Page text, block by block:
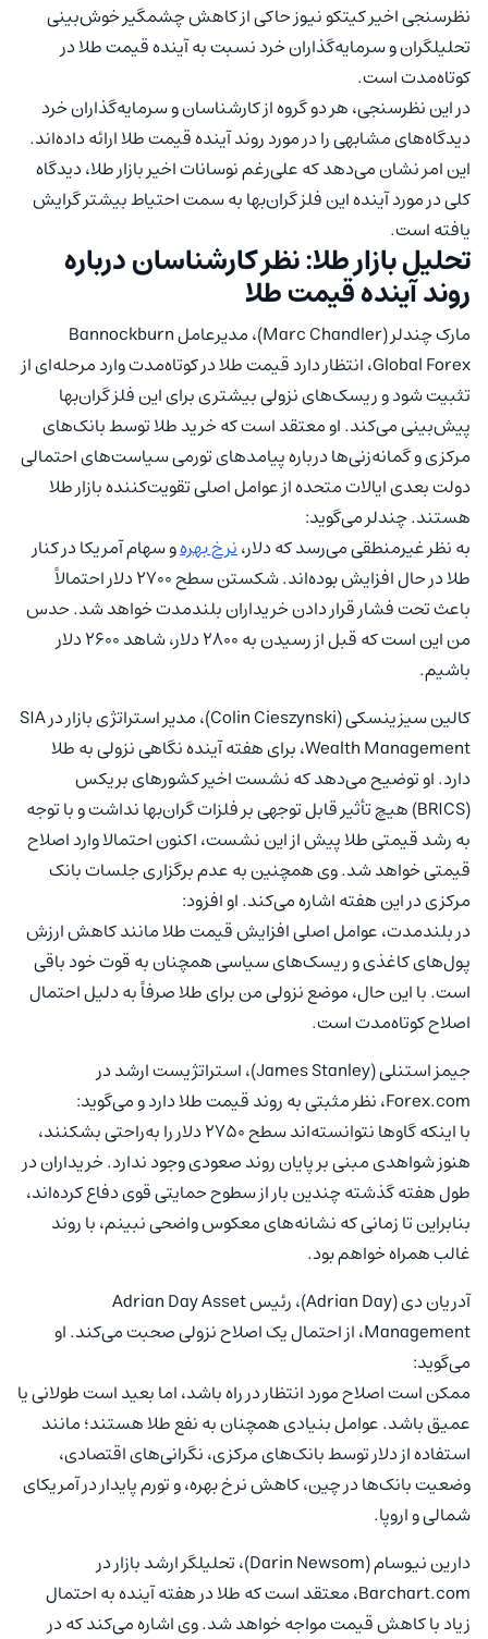
نظرسنجی اخیر کیتکو نیوز حاکی از کاهش چشمگیر خوش‌بینی
تحلیلگران و سرمایه‌گذاران خرد نسبت به آینده قیمت طلا در
کوتاه‌مدت است.
در این نظرسنجی، هر دو گروه از کارشناسان و سرمایه‌گذاران خرد
دیدگاه‌های مشابهی را در مورد روند آینده قیمت طلا ارائه داده‌اند.
این امر نشان می‌دهد که علی‌رغم نوسانات اخیر بازار طلا، دیدگاه
کلی در مورد آینده این فلز گران‌بها به سمت احتیاط بیشتر گرایش
یافته است.
تحلیل بازار طلا: نظر کارشناسان درباره
روند آینده قیمت طلا
مارک چندلر (Marc Chandler)، مدیرعامل Bannockburn
Global Forex، انتظار دارد قیمت طلا در کوتاه‌مدت وارد مرحله‌ای از
تثبیت شود و ریسک‌های نزولی بیشتری برای این فلز گران‌بها
پیش‌بینی می‌کند. او معتقد است که خرید طلا توسط بانک‌های
مرکزی و گمانه‌زنی‌ها درباره پیامدهای تورمی سیاست‌های احتمالی
دولت بعدی ایالات متحده از عوامل اصلی تقویت‌کننده بازار طلا
هستند. چندلر می‌گوید:
به نظر غیرمنطقی می‌رسد که دلار،نرخ بهرهو سهام آمریکا در کنار
طلا در حال افزایش بوده‌اند. شکستن سطح 2700 دلار احتمالاً
باعث تحت فشار قرار دادن خریداران بلندمدت خواهد شد. حدس
من این است که قبل از رسیدن به 2800 دلار، شاهد 2600 دلار
باشیم.
کالین سیزینسکی (Colin Cieszynski)، مدیر استراتژی بازار در SIA
Wealth Management، برای هفته آینده نگاهی نزولی به طلا
دارد. او توضیح می‌دهد که نشست اخیر کشورهای بریکس
(BRICS) هیچ تأثیر قابل توجهی بر فلزات گران‌بها نداشت و با توجه
به رشد قیمتی طلا پیش از این نشست، اکنون احتمالا وارد اصلاح
قیمتی خواهد شد. وی همچنین به عدم برگزاری جلسات بانک
مرکزی در این هفته اشاره می‌کند. او افزود:
در بلندمدت، عوامل اصلی افزایش قیمت طلا مانند کاهش ارزش
پول‌های کاغذی و ریسک‌های سیاسی همچنان به قوت خود باقی
است. با این حال، موضع نزولی من برای طلا صرفاً به دلیل احتمال
اصلاح کوتاه‌مدت است.
جیمز استنلی (James Stanley)، استراتژیست ارشد در
Forex.com، نظر مثبتی به روند قیمت طلا دارد و می‌گوید:
با اینکه گاوها نتوانسته‌اند سطح ۲۷۵۰ دلار را به‌راحتی بشکنند،
هنوز شواهدی مبنی بر پایان روند صعودی وجود ندارد. خریداران در
طول هفته گذشته چندین بار از سطوح حمایتی قوی دفاع کرده‌اند،
بنابراین تا زمانی که نشانه‌های معکوس واضحی نبینم، با روند
غالب همراه خواهم بود.
آدریان دی (Adrian Day)، رئیس Adrian Day Asset
Management، از احتمال یک اصلاح نزولی صحبت می‌کند. او
می‌گوید:
ممکن است اصلاح مورد انتظار در راه باشد، اما بعید است طولانی یا
عمیق باشد. عوامل بنیادی همچنان به نفع طلا هستند؛ مانند
استفاده از دلار توسط بانک‌های مرکزی، نگرانی‌های اقتصادی،
وضعیت بانک‌ها در چین، کاهش نرخ بهره، و تورم پایدار در آمریکای
شمالی و اروپا.
دارین نیوسام (Darin Newsom)، تحلیلگر ارشد بازار در
Barchart.com، معتقد است که طلا در هفته آینده به احتمال
زیاد با کاهش قیمت مواجه خواهد شد. وی اشاره می‌کند که در